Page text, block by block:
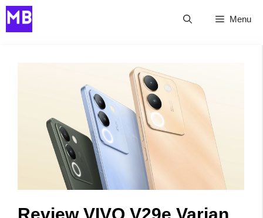
Skip
to
Menu
Review VIVO V29e Varian